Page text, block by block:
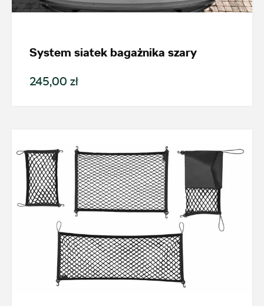
System siatek bagażnika szary
245,00 zł
magazyn.katowice@autosliwka.pl
ul. 3 Maja 60, Sosnowiec
+48 326 303 149
magazyn.sosnowiec@autosliwka.pl
Auto Śliwka
ul. Plutonowego Szkubacza 4, Zabrze